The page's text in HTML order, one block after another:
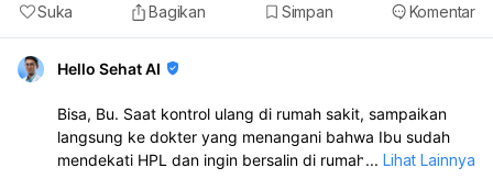
Suka Bagikan Simpan Komentar
Hello Sehat AI
Bisa, Bu. Saat kontrol ulang di rumah sakit, sampaikan
langsung ke dokter yang menangani bahwa Ibu sudah
mendekati HPL dan ingin bersalin di rumah sakit tersebut.
... Lihat Lainnya